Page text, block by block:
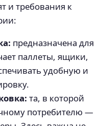
и требования к
предназначена для
паллеты, ящики,
удобную и
та, в которой
потребителю —